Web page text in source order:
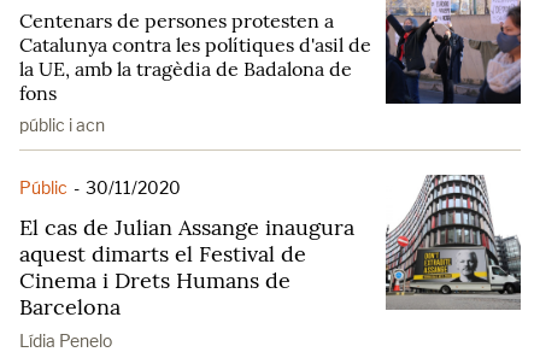
Centenars de persones protesten a
Catalunya contra les polítiques d'asil de
la UE, amb la tragèdia de Badalona de
fons
públic i acn
Públic - 30/11/2020
El cas de Julian Assange inaugura
aquest dimarts el Festival de
Cinema i Drets Humans de
Barcelona
Lídia Penelo